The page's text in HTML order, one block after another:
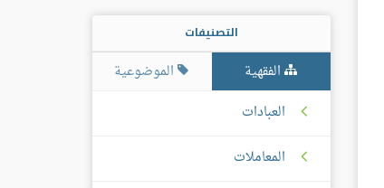
التصنيفات
الفقهية
الموضوعية
العبادات
المعاملات